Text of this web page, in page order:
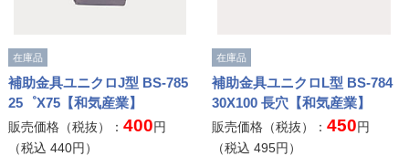
在庫品
補助金具ユニクロJ型 BS-785
25゜X75【和気産業】
販売価格（税抜）： 400円
（税込 440円）
在庫品
補助金具ユニクロL型 BS-784
30X100 長穴【和気産業】
販売価格（税抜）：450円
（税込495円）